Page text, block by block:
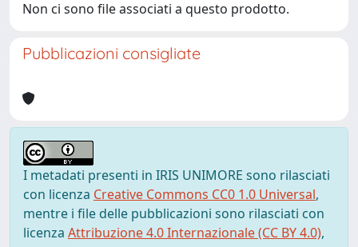
Non ci sono file associati a questo prodotto.
Pubblicazioni consigliate
I metadati presenti in IRIS UNIMORE sono rilasciati
con licenza Creative Commons CC0 1.0 Universal,
mentre i file delle pubblicazioni sono rilasciati con
licenza Attribuzione 4.0 Internazionale (CC BY 4.0),